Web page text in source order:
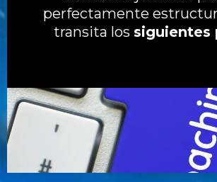
perfectamente
transita los siguientes